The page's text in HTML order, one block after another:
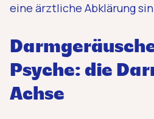
eine ärztliche Abklärung
Psyche: die
Achse